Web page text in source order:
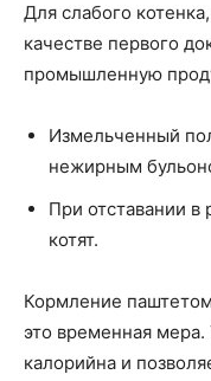
Для слабого
качестве первого
промышленную
Измельченный
нежирным
При отставании
котят.
Кормление
это временная
калорийна и